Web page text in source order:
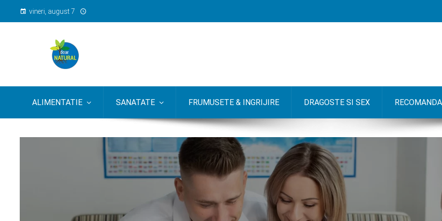
vineri, august 7
ALIMENTATIE SANATATE FRUMUSETE & INGRIJIRE DRAGOSTE SI SEX